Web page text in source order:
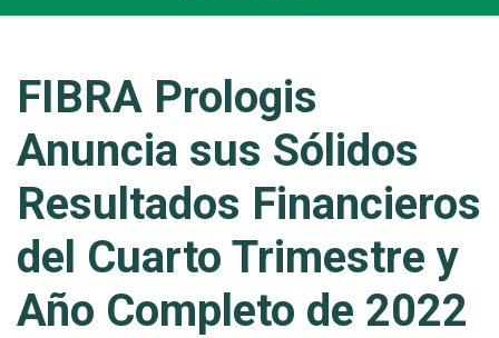
FIBRA Prologis
Anuncia sus Sólidos
Resultados Financieros
del Cuarto Trimestre y
Año Completo de 2022